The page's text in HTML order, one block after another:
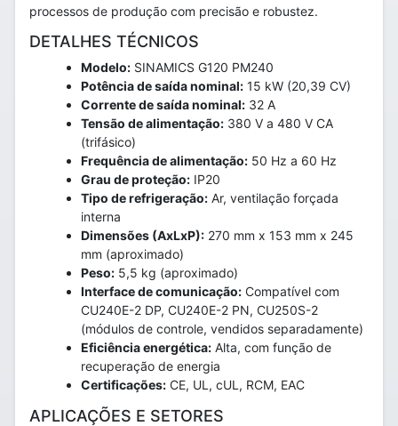
processos de produção com precisão e robustez.
DETALHES TÉCNICOS
Modelo: SINAMICS G120 PM240
Potência de saída nominal: 15 kW (20,39 CV)
Corrente de saída nominal: 32 A
Tensão de alimentação: 380 V a 480 V CA
(trifásico)
Frequência de alimentação: 50 Hz a 60 Hz
Grau de proteção: IP20
Tipo de refrigeração: Ar, ventilação forçada
interna
Dimensões (AxLxP): 270 mm x 153 mm x 245
mm (aproximado)
Peso: 5,5 kg (aproximado)
Interface de comunicação: Compatível com
CU240E-2 DP, CU240E-2 PN, CU250S-2
(módulos de controle, vendidos separadamente)
Eficiência energética: Alta, com função de
recuperação de energia
Certificações: CE, UL, cUL, RCM, EAC
APLICAÇÕES E SETORES